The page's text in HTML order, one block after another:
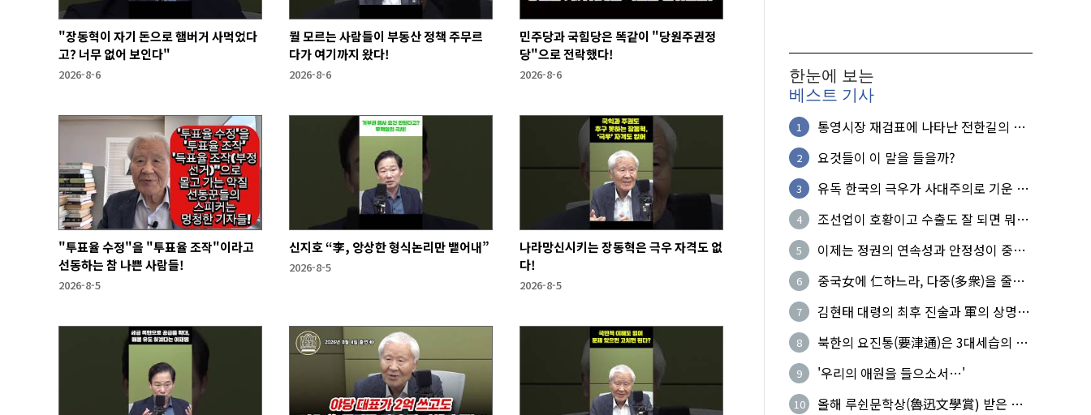
"장동혁이 자기 돈으로 햄버거 사먹었다
고? 너무 없어 보인다"
2026-8-6
뭘 모르는 사람들이 부동산 정책 주무르
다가 여기까지 왔다!
2026-8-6
민주당과 국힘당은 똑같이 "당원주권정
당"으로 전락했다!
2026-8-6
"투표율 수정"을 "투표율 조작"이라고
선동하는 참 나쁜 사람들!
2026-8-5
신지호 “李, 앙상한 형식논리만 뱉어내”
2026-8-5
나라망신시키는 장동혁은 극우 자격도 없
다!
2026-8-5
한눈에 보는
베스트 기사
1
통영시장 재검표에 나타난 전한길의 무
2 요것들이 이 말을 들을까?
3
유독 한국의 극우가 사대주의로 기운 이
4
조선업이 호황이고 수출도 잘 되면 뭐하
5
이제는 정권의 연속성과 안정성이 중요
6
중국女에 仁하느라, 다중(多衆)을 줄세
7
김현태 대령의 최후 진술과 軍의 상명하
8
북한의 요진통(要津通)은 3대세습의 사
9 '우리의 애원을 들으소서…'
10
올해 루쉰문학상(魯迅文學賞) 받은 왕